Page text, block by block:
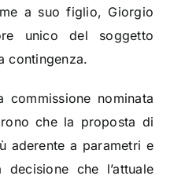
a suo figlio, Giorgio
unico del soggetto
contingenza.
commissione nominata
che la proposta di
aderente a parametri e
che l’attuale